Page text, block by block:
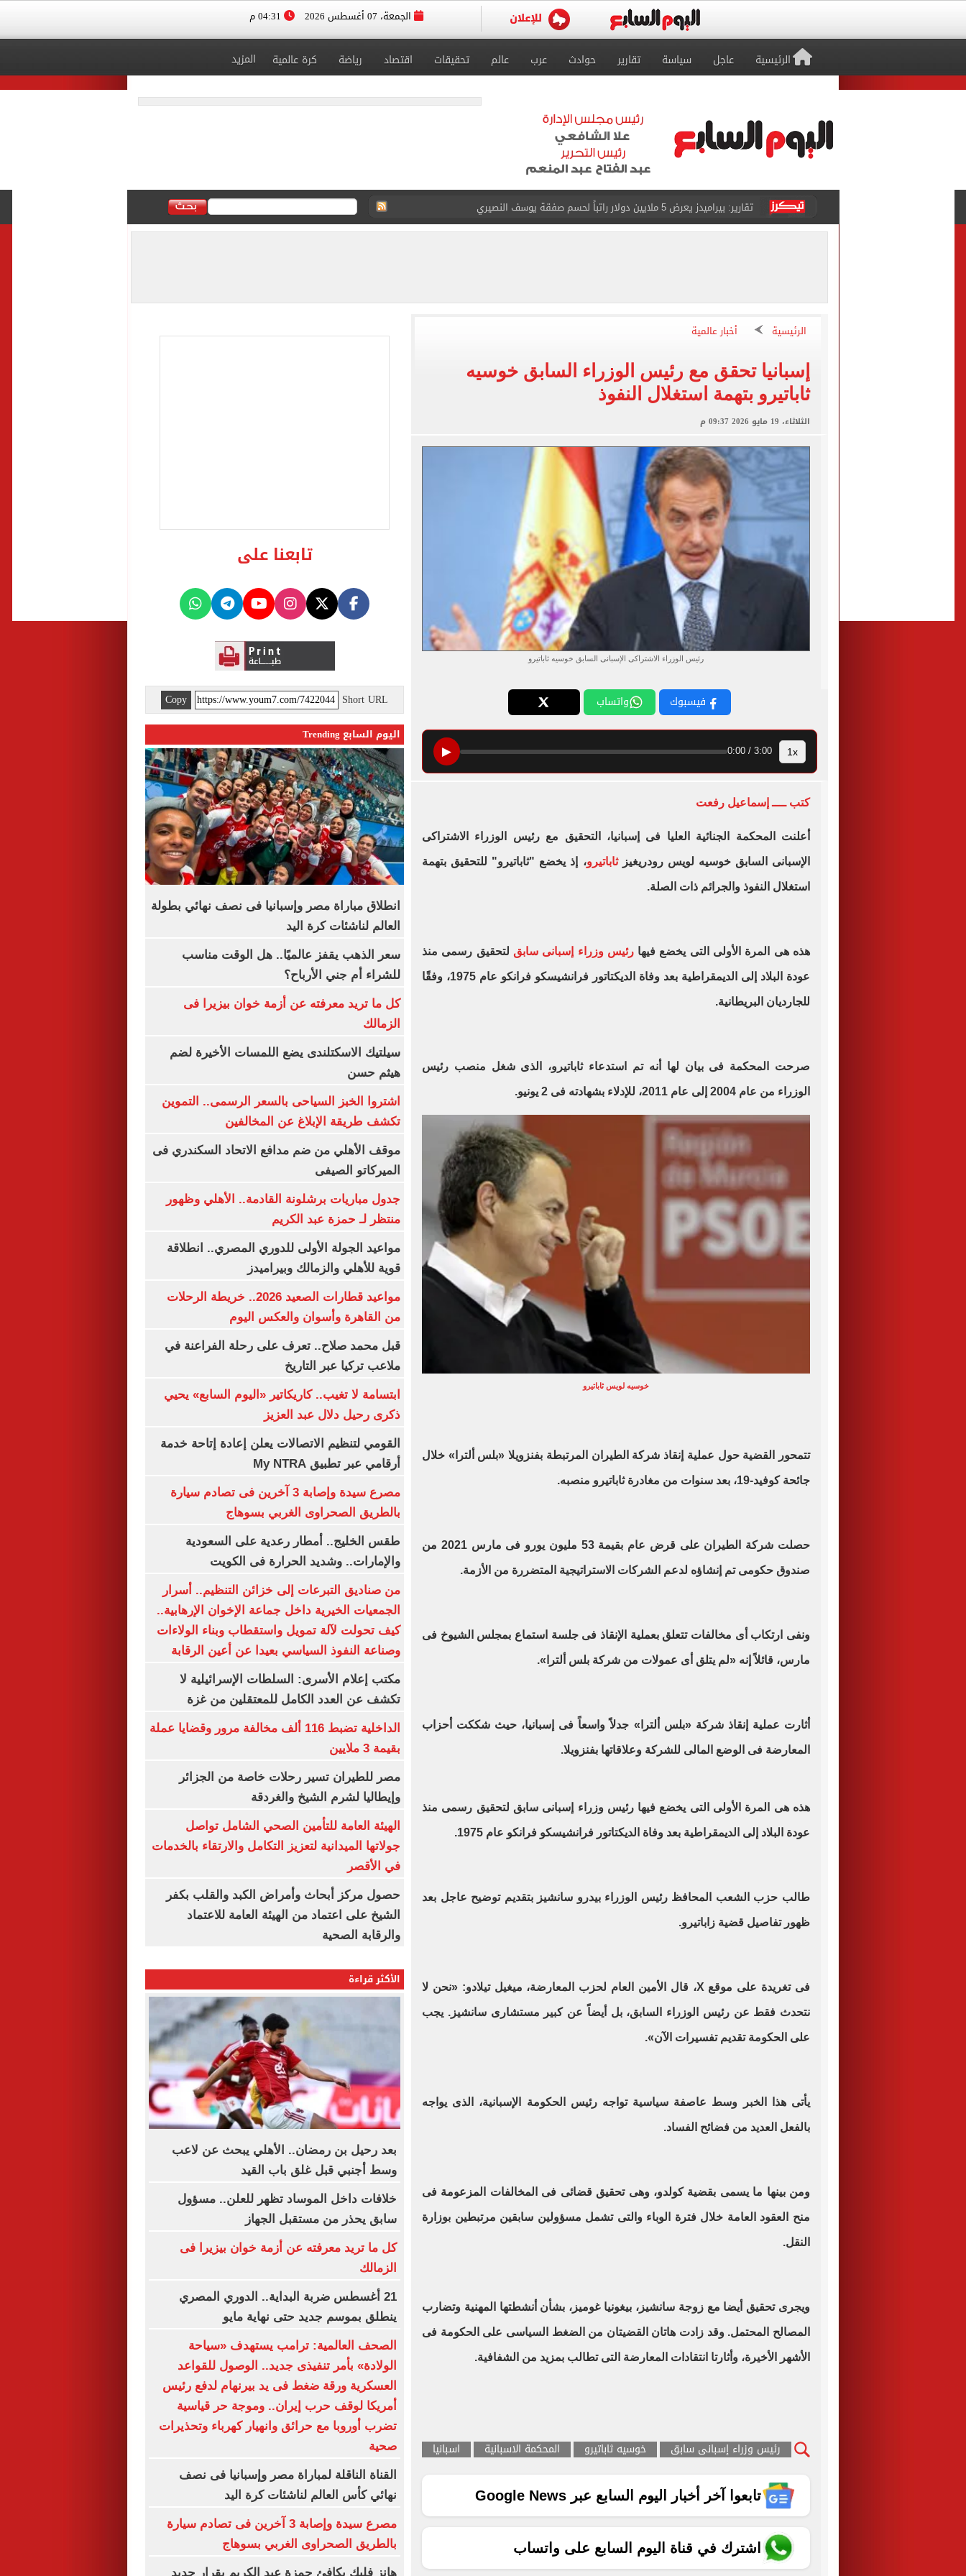
الجمعة، 07 أغسطس 2026
الرئيسية عاجل سياسة تقارير حوادث عرب عالم تحقيقات اقتصاد رياضة كرة عالمية المزيد
هل يتغير رقم الجلوس فى امتحانات الدور الثانى للثانوية العامة؟.. التعليم توضح
طرابزون سبور يخوض مباراة ودية أمام جوزتيبي غداً.. اعرف موقف محمد صلاح
الأهلي يخوض أول مران فى معسكر إسبانيا استعداداً للموسم الجديد.. صور
انطلاق مباراة مصر وإسبانيا فى نصف نهائي بطولة العالم لناشئات كرة اليد
محمد صلاح يتلقى هدية استثنائية بعد انضمامه لـ طرابزون سبور
سيلتيك الاسكتلندى يضع اللمسات الأخيرة لضم هيثم حسن
الرئيسية أخبار عالمية
إسبانيا تحقق مع رئيس الوزراء السابق خوسيه
ثاباتيرو بتهمة استغلال النفوذ
الثلاثاء، 19 مايو 2026 09:37 م
رئيس الوزراء الاشتراكى الإسبانى السابق خوسيه ثاباتيرو
فيسبوك واتساب
▶ 3:00 / 0:00 1x
كتب ــــ إسماعيل رفعت
أعلنت المحكمة الجنائية العليا فى إسبانيا، التحقيق مع رئيس الوزراء الاشتراكى
الإسبانى السابق خوسيه لويس رودريغيزثاباتيرو، إذ يخضع "ثاباتيرو" للتحقيق بتهمة
استغلال النفوذ والجرائم ذات الصلة.
هذه هى المرة الأولى التى يخضع فيهارئيس وزراء إسبانى سابق لتحقيق رسمى منذ
عودة البلاد إلى الديمقراطية بعد وفاة الديكتاتور فرانشيسكو فرانكو عام 1975، وفقًا
للجارديان البريطانية.
صرحت المحكمة فى بيان لها أنه تم استدعاء ثاباتيرو، الذى شغل منصب رئيس
الوزراء من عام 2004 إلى عام 2011، للإدلاء بشهادته فى 2 يونيو.
خوسيه لويس ثاباتيرو
تتمحور القضية حول عملية إنقاذ شركة الطيران المرتبطة بفنزويلا «بلس ألترا» خلال
جائحة كوفيد-19، بعد سنوات من مغادرة ثاباتيرو منصبه.
حصلت شركة الطيران على قرض عام بقيمة 53 مليون يورو فى مارس 2021 من
صندوق حكومى تم إنشاؤه لدعم الشركات الاستراتيجية المتضررة من الأزمة.
ونفى ارتكاب أى مخالفات تتعلق بعملية الإنقاذ فى جلسة استماع بمجلس الشيوخ فى
مارس، قائلاً إنه «لم يتلق أى عمولات من شركة بلس ألترا».
أثارت عملية إنقاذ شركة «بلس ألترا» جدلاً واسعاً فى إسبانيا، حيث شككت أحزاب
المعارضة فى الوضع المالى للشركة وعلاقاتها بفنزويلا.
هذه هى المرة الأولى التى يخضع فيها رئيس وزراء إسبانى سابق لتحقيق رسمى منذ
عودة البلاد إلى الديمقراطية بعد وفاة الديكتاتور فرانشيسكو فرانكو عام 1975.
طالب حزب الشعب المحافظ رئيس الوزراء بيدرو سانشيز بتقديم توضيح عاجل بعد
ظهور تفاصيل قضية زاباتيرو.
فى تغريدة على موقع X، قال الأمين العام لحزب المعارضة، ميغيل تيلادو: «نحن لا
نتحدث فقط عن رئيس الوزراء السابق، بل أيضاً عن كبير مستشارى سانشيز. يجب
على الحكومة تقديم تفسيرات الآن».
يأتى هذا الخبر وسط عاصفة سياسية تواجه رئيس الحكومة الإسبانية، الذى يواجه
بالفعل العديد من فضائح الفساد.
ومن بينها ما يسمى بقضية كولدو، وهى تحقيق قضائى فى المخالفات المزعومة فى
منح العقود العامة خلال فترة الوباء والتى تشمل مسؤولين سابقين مرتبطين بوزارة
النقل.
ويجرى تحقيق أيضا مع زوجة سانشيز، بيغونيا غوميز، بشأن أنشطتها المهنية وتضارب
المصالح المحتمل. وقد زادت هاتان القضيتان من الضغط السياسى على الحكومة فى
الأشهر الأخيرة، وأثارتا انتقادات المعارضة التى تطالب بمزيد من الشفافية.
رئيس وزراء إسبانى سابق خوسيه ثاباتيرو المحكمة الاسبانية اسبانيا
تابعوا آخر أخبار اليوم السابع عبر Google News
اشترك في قناة اليوم السابع على واتساب
تابعنا على
Short URL
Copy
اليوم السابع Trending
انطلاق مباراة مصر وإسبانيا فى نصف نهائي بطولة
العالم لناشئات كرة اليد
سعر الذهب يقفز عالميًا.. هل الوقت مناسب
للشراء أم جني الأرباح؟
كل ما تريد معرفته عن أزمة خوان بيزيرا فى
الزمالك
سيلتيك الاسكتلندى يضع اللمسات الأخيرة لضم
هيثم حسن
اشتروا الخبز السياحى بالسعر الرسمى.. التموين
تكشف طريقة الإبلاغ عن المخالفين
موقف الأهلي من ضم مدافع الاتحاد السكندري فى
الميركاتو الصيفى
جدول مباريات برشلونة القادمة.. الأهلي وظهور
منتظر لـ حمزة عبد الكريم
مواعيد الجولة الأولى للدوري المصري.. انطلاقة
قوية للأهلي والزمالك وبيراميدز
مواعيد قطارات الصعيد 2026.. خريطة الرحلات
من القاهرة وأسوان والعكس اليوم
قبل محمد صلاح.. تعرف على رحلة الفراعنة في
ملاعب تركيا عبر التاريخ
ابتسامة لا تغيب.. كاريكاتير «اليوم السابع» يحيي
ذكرى رحيل دلال عبد العزيز
القومي لتنظيم الاتصالات يعلن إعادة إتاحة خدمة
أرقامي عبر تطبيق My NTRA
مصرع سيدة وإصابة 3 آخرين فى تصادم سيارة
بالطريق الصحراوى الغربي بسوهاج
طقس الخليج.. أمطار رعدية على السعودية
والإمارات.. وشديد الحرارة فى الكويت
من صناديق التبرعات إلى خزائن التنظيم.. أسرار
الجمعيات الخيرية داخل جماعة الإخوان الإرهابية..
كيف تحولت لآلة تمويل واستقطاب وبناء الولاءات
وصناعة النفوذ السياسي بعيدا عن أعين الرقابة
مكتب إعلام الأسرى: السلطات الإسرائيلية لا
تكشف عن العدد الكامل للمعتقلين من غزة
الداخلية تضبط 116 ألف مخالفة مرور وقضايا عملة
بقيمة 3 ملايين
مصر للطيران تسير رحلات خاصة من الجزائر
وإيطاليا لشرم الشيخ والغردقة
الهيئة العامة للتأمين الصحي الشامل تواصل
جولاتها الميدانية لتعزيز التكامل والارتقاء بالخدمات
في الأقصر
حصول مركز أبحاث وأمراض الكبد والقلب بكفر
الشيخ على اعتماد من الهيئة العامة للاعتماد
والرقابة الصحية
الأكثر قراءة
بعد رحيل بن رمضان.. الأهلي يبحث عن لاعب
وسط أجنبي قبل غلق باب القيد
خلافات داخل الموساد تظهر للعلن.. مسؤول
سابق يحذر من مستقبل الجهاز
كل ما تريد معرفته عن أزمة خوان بيزيرا فى
الزمالك
21 أغسطس ضربة البداية.. الدوري المصري
ينطلق بموسم جديد حتى نهاية مايو
الصحف العالمية: ترامب يستهدف «سياحة
الولادة» بأمر تنفيذى جديد.. الوصول للقواعد
العسكرية ورقة ضغط فى يد بيرنهام لدفع رئيس
أمريكا لوقف حرب إيران.. وموجة حر قياسية
تضرب أوروبا مع حرائق وانهيار كهرباء وتحذيرات
صحية
القناة الناقلة لمباراة مصر وإسبانيا فى نصف
نهائي كأس العالم لناشئات كرة اليد
مصرع سيدة وإصابة 3 آخرين فى تصادم سيارة
بالطريق الصحراوى الغربي بسوهاج
هانز فليك يكافئ حمزة عبد الكريم بقرار جديد